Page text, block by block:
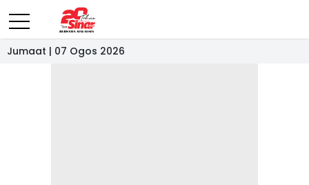
Jumaat | 07 Ogos 2026